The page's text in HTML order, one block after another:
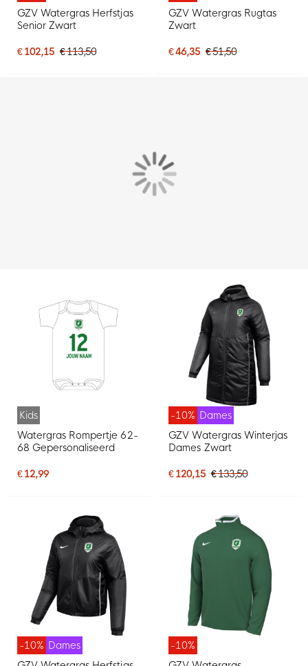
GZV Watergras Herfstjas
Senior Zwart
€ 102,15 € 113,50
GZV Watergras Rugtas
Zwart
€ 46,35 € 51,50
Kids
Watergras Rompertje 62-
68 Gepersonaliseerd
€ 12,99
-10% Dames
GZV Watergras Winterjas
Dames Zwart
€ 120,15 € 133,50
-10% Dames
-10%